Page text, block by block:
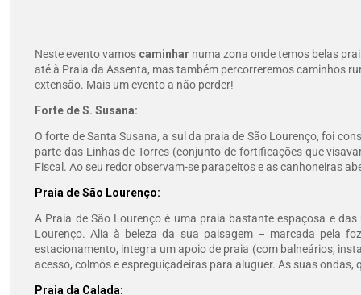
Neste evento vamos caminhar numa zona onde temos belas
até à Praia da Assenta, mas também percorreremos caminhos
extensão. Mais um evento a não perder!
Forte de S. Susana:
O forte de Santa Susana, a sul da praia de São Lourenço, foi
parte das Linhas de Torres (conjunto de fortificações que
Fiscal. Ao seu redor observam-se parapeitos e as canhoneiras
Praia de São Lourenço:
A Praia de São Lourenço é uma praia bastante espaçosa e
Lourenço. Alia à beleza da sua paisagem – marcada pela
estacionamento, integra um apoio de praia (com balneários,
acesso, colmos e espreguiçadeiras para aluguer. As suas
Praia da Calada: